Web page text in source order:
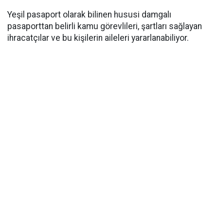
Yeşil pasaport olarak bilinen hususi damgalı
pasaporttan belirli kamu görevlileri, şartları sağlayan
ihracatçılar ve bu kişilerin aileleri yararlanabiliyor.